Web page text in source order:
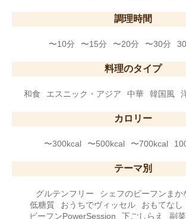
調理時間
〜10分 〜15分 〜20分 〜30分
料理のタイプ
和食 エスニック・アジア 中華 韓国風
カロリー
〜300kcal 〜500kcal 〜700kcal
テーマ別
グルテンフリー
シェフのビーフンまか
低糖質
おうちでヴィッセル おもてなし
ビーフンPowerSession
下ごしらえ 副菜